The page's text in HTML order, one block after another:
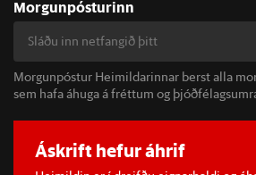
Morgunpósturinn
Morgunpóstur Heimildarinnar berst alla
sem hafa áhuga á fréttum og
Áskrift hefur áhrif